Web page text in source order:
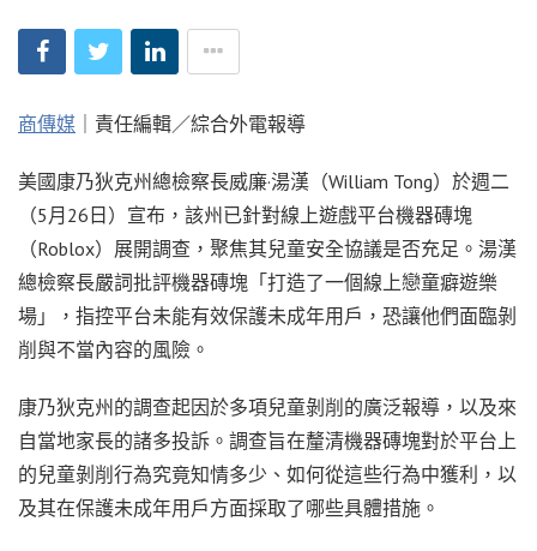
商傳媒 ｜責任編輯／綜合外電報導
美國康乃狄克州總檢察長威廉·湯漢（William Tong）於週二
（5月26日）宣布，該州已針對線上遊戲平台機器磚塊
（Roblox）展開調查，聚焦其兒童安全協議是否充足。湯漢
總檢察長嚴詞批評機器磚塊「打造了一個線上戀童癖遊樂
場」，指控平台未能有效保護未成年用戶，恐讓他們面臨剝
削與不當內容的風險。
康乃狄克州的調查起因於多項兒童剝削的廣泛報導，以及來
自當地家長的諸多投訴。調查旨在釐清機器磚塊對於平台上
的兒童剝削行為究竟知情多少、如何從這些行為中獲利，以
及其在保護未成年用戶方面採取了哪些具體措施。